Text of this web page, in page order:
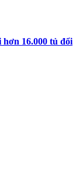
16.000 tủ đổi